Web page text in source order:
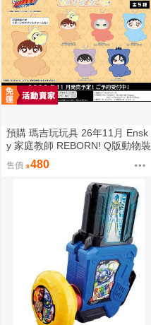
預購 瑪吉玩玩具 26年11月 Ensk
y 家庭教師 REBORN! Q版動物裝
珠鍊布偶吊飾 娃娃 5款分售 0814
售價 480